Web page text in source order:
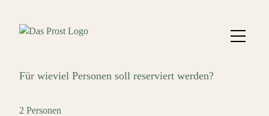
Für wieviel Personen soll reserviert werden?
2 Personen